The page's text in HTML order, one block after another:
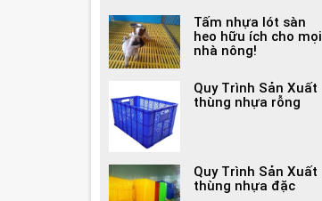
Tấm nhựa lót sàn
heo hữu ích cho mọi
nhà nông!
Quy Trình Sản Xuất
thùng nhựa rỗng
Quy Trình Sản Xuất
thùng nhựa đặc